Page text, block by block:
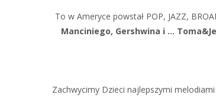
To w Ameryce powstał POP, JAZZ,
Manciniego, Gershwina i …
Zachwycimy Dzieci najlepszymi